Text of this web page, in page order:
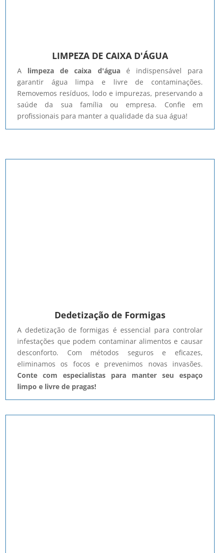
LIMPEZA DE CAIXA D'ÁGUA
A limpeza de caixa d'águaé indispensável para
garantir água limpa e livre de contaminações.
Removemos resíduos, lodo e impurezas, preservando a
saúde da sua família ou empresa. Confie em
profissionais para manter a qualidade da sua água!
Dedetização de Formigas
A dedetização de formigas é essencial para controlar
infestações que podem contaminar alimentos e causar
desconforto. Com métodos seguros e eficazes,
eliminamos os focos e prevenimos novas invasões.
Conte com especialistas para manter seu espaço
limpo e livre de pragas!